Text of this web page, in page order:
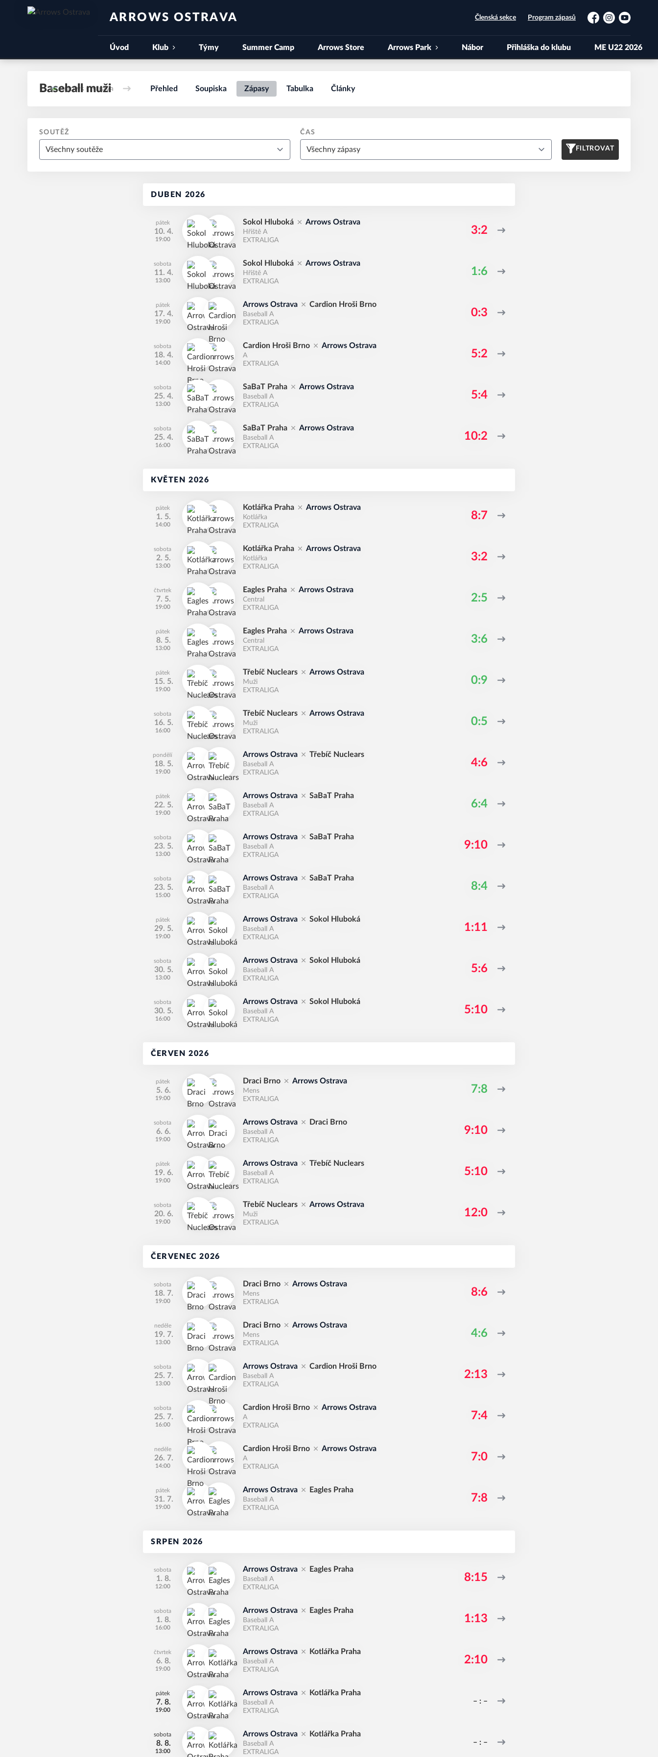
ARROWS OSTRAVA Členská sekce Program zápasů
FacebookInstagramYouTube
Úvod Klub Týmy Summer Camp Arrows Store Arrows Park Nábor Přihláška do klubu ME U22 2026
Baseball muži Přehled Soupiska Zápasy Tabulka Články
SOUTĚŽ ČAS
FILTROVAT
DUBEN 2026
pátek
10. 4.
19:00
Sokol Hluboká Arrows Ostrava
Hřiště A
EXTRALIGA
3:2
sobota
11. 4.
13:00
Sokol Hluboká Arrows Ostrava
Hřiště A
EXTRALIGA
1:6
pátek
17. 4.
19:00
Arrows Ostrava Cardion Hroši Brno
Baseball A
EXTRALIGA
0:3
sobota
18. 4.
14:00
Cardion Hroši Brno Arrows Ostrava
A
EXTRALIGA
5:2
sobota
25. 4.
13:00
SaBaT Praha Arrows Ostrava
Baseball A
EXTRALIGA
5:4
sobota
25. 4.
16:00
SaBaT Praha Arrows Ostrava
Baseball A
EXTRALIGA
10:2
KVĚTEN 2026
pátek
1. 5.
14:00
Kotlářka Praha Arrows Ostrava
Kotlářka
EXTRALIGA
8:7
sobota
2. 5.
13:00
Kotlářka Praha Arrows Ostrava
Kotlářka
EXTRALIGA
3:2
čtvrtek
7. 5.
19:00
Eagles Praha Arrows Ostrava
Central
EXTRALIGA
2:5
pátek
8. 5.
13:00
Eagles Praha Arrows Ostrava
Central
EXTRALIGA
3:6
pátek
15. 5.
19:00
Třebíč Nuclears Arrows Ostrava
Muži
EXTRALIGA
0:9
sobota
16. 5.
16:00
Třebíč Nuclears Arrows Ostrava
Muži
EXTRALIGA
0:5
pondělí
18. 5.
19:00
Arrows Ostrava Třebíč Nuclears
Baseball A
EXTRALIGA
4:6
pátek
22. 5.
19:00
Arrows Ostrava SaBaT Praha
Baseball A
EXTRALIGA
6:4
sobota
23. 5.
13:00
Arrows Ostrava SaBaT Praha
Baseball A
EXTRALIGA
9:10
sobota
23. 5.
15:00
Arrows Ostrava SaBaT Praha
Baseball A
EXTRALIGA
8:4
pátek
29. 5.
19:00
Arrows Ostrava Sokol Hluboká
Baseball A
EXTRALIGA
1:11
sobota
30. 5.
13:00
Arrows Ostrava Sokol Hluboká
Baseball A
EXTRALIGA
5:6
sobota
30. 5.
16:00
Arrows Ostrava Sokol Hluboká
Baseball A
EXTRALIGA
5:10
ČERVEN 2026
pátek
5. 6.
19:00
Draci Brno Arrows Ostrava
Mens
EXTRALIGA
7:8
sobota
6. 6.
19:00
Arrows Ostrava Draci Brno
Baseball A
EXTRALIGA
9:10
pátek
19. 6.
19:00
Arrows Ostrava Třebíč Nuclears
Baseball A
EXTRALIGA
5:10
sobota
20. 6.
19:00
Třebíč Nuclears Arrows Ostrava
Muži
EXTRALIGA
12:0
ČERVENEC 2026
sobota
18. 7.
19:00
Draci Brno Arrows Ostrava
Mens
EXTRALIGA
8:6
neděle
19. 7.
13:00
Draci Brno Arrows Ostrava
Mens
EXTRALIGA
4:6
sobota
25. 7.
13:00
Arrows Ostrava Cardion Hroši Brno
Baseball A
EXTRALIGA
2:13
sobota
25. 7.
16:00
Cardion Hroši Brno Arrows Ostrava
A
EXTRALIGA
7:4
neděle
26. 7.
14:00
Cardion Hroši Brno Arrows Ostrava
A
EXTRALIGA
7:0
pátek
31. 7.
19:00
Arrows Ostrava Eagles Praha
Baseball A
EXTRALIGA
7:8
SRPEN 2026
sobota
1. 8.
12:00
Arrows Ostrava Eagles Praha
Baseball A
EXTRALIGA
8:15
sobota
1. 8.
16:00
Arrows Ostrava Eagles Praha
Baseball A
EXTRALIGA
1:13
čtvrtek
6. 8.
19:00
Arrows Ostrava Kotlářka Praha
Baseball A
EXTRALIGA
2:10
pátek
7. 8.
19:00
Arrows Ostrava Kotlářka Praha
Baseball A
EXTRALIGA
– : –
sobota
8. 8.
13:00
Arrows Ostrava Kotlářka Praha
Baseball A
EXTRALIGA
– : –